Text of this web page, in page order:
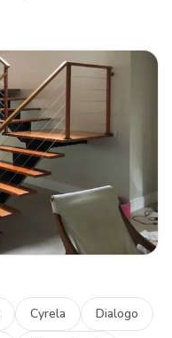
Cyrela
Dialogo